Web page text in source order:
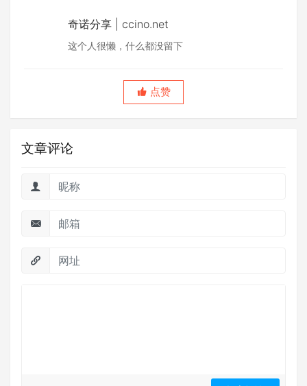
奇诺分享 | ccino.net
这个人很懒，什么都没留下
点赞
文章评论